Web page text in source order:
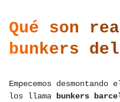
Qué son
bunkers
Empecemos
los llama bunkers